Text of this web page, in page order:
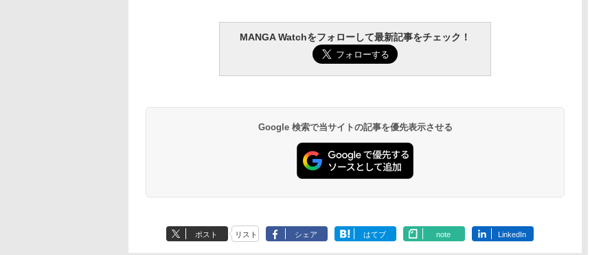
MANGA Watchをフォローして最新記事をチェック！
Google 検索で当サイトの記事を優先表示させる
ポスト リスト シェア はてブ note LinkedIn